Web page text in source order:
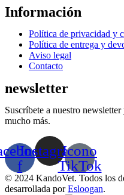
Información
Menú
Política de privacidad y
Política de entrega y
Aviso legal
Contacto
newsletter
Suscríbete a nuestro
mucho más.
f
InstagramIcono
TikTok
© 2024 KandoVet. Todos los
desarrollada porEsloogan.